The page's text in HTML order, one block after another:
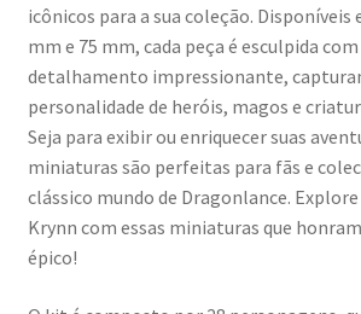
icônicos para a sua coleção. Disponíveis
mm e 75 mm, cada peça é esculpida
detalhamento impressionante,
personalidade de heróis, magos e
Seja para exibir ou enriquecer suas
miniaturas são perfeitas para fãs e
clássico mundo de Dragonlance.
Krynn com essas miniaturas que
épico!